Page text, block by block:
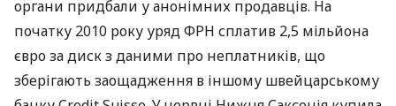
органи придбали у анонімних продавців. На
початку 2010 року уряд ФРН сплатив 2,5 мільйона
євро за диск з даними про неплатників, що
зберігають заощадження в іншому швейцарському